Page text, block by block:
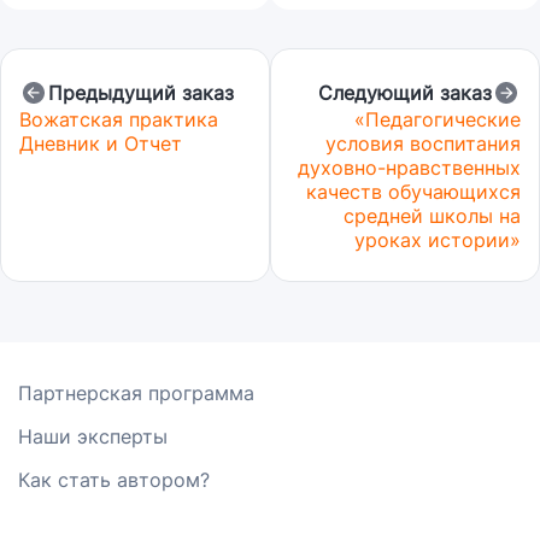
Предыдущий заказ
Вожатская практика
Дневник и Отчет
Следующий заказ
«Педагогические
условия воспитания
духовно-нравственных
качеств обучающихся
средней школы на
уроках истории»
Партнерская программа
Наши эксперты
Как стать автором?